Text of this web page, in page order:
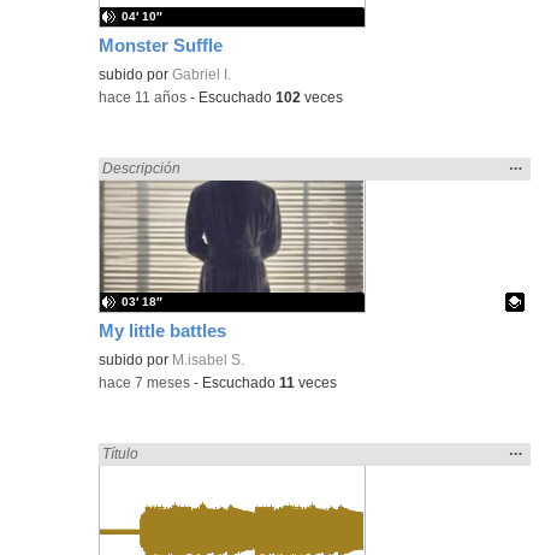
Monster Suffle
subido porGabriel I.
04′ 10″
-hace 11 años - Escuchado102 veces
My little battles
Encontrado «song» en:
Descripción
la
…
Contenido educativo.
subido por M.isabel S.
03′ 18″
-hace 7 meses - Escuchado11 veces
Encontrado «song» en:
Título
la
…